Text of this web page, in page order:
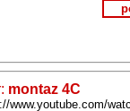
montaz 4C
www.youtube.com/